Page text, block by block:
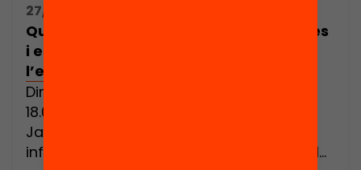
27/11/2012 12:15h - 12:15h
Quin paper juga el benestar als centres
i en el professorat en l’estat de
l’educació a Catalunya?
Dimarts 27 de novembre de 2012, a les
18.00h a l’Aula 1 del CCCB, la Fundació
Jaume Bofill va debatre a fons sobre la
influència del benestar als centres i en el